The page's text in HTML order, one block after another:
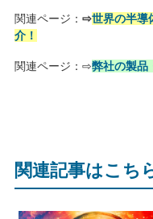
関連ページ： ⇨世界の半導
介！
関連ページ：⇨弊社の製品
関連記事はこち